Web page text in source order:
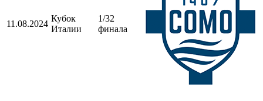
11.08.2024
Кубок
Италии
1/32
финала